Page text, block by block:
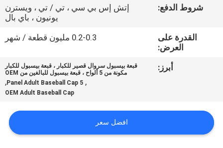
اتصل
خريطة
شروط الدفع:
إتش إس بي سي ، تي / تي ، ويسترن
يونيون ، باي بال
القدرة على
العرض:
0.2-0.3 مليون قطعة / شهر
أبرز:
قبعة بيسبول سروال قصير للكبار ، قبعة بيسبول للكبار
مكونة من 5 ألواح ، قبعة بيسبول للبالغين من OEM
,
5 Panel Adult Baseball Cap
,
OEM Adult Baseball Cap
افضل سعر